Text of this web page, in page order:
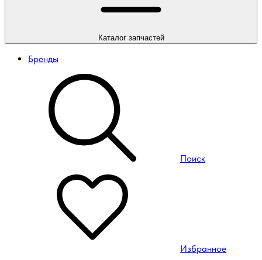
Каталогзапчастей
Бренды
Поиск
Избранное